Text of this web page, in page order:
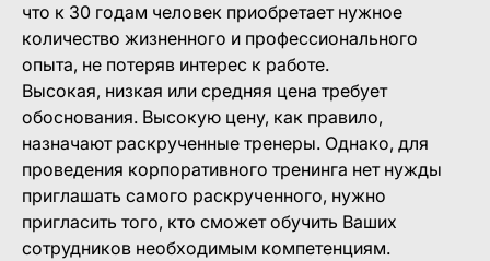
что к 30 годам человек приобретает нужное
количество жизненного и профессионального
опыта, не потеряв интерес к работе.
Высокая, низкая или средняя цена требует
обоснования. Высокую цену, как правило,
назначают раскрученные тренеры. Однако, для
проведения корпоративного тренинга нет нужды
приглашать самого раскрученного, нужно
пригласить того, кто сможет обучить Ваших
сотрудников необходимым компетенциям.